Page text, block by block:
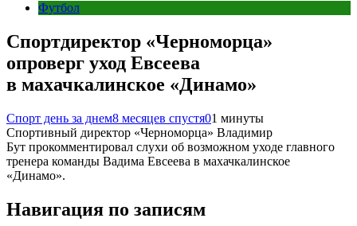
Футбол
Спортдиректор «Черноморца»
опроверг уход Евсеева
в махачкалинское «Динамо»
Спорт день за днем8 месяцев спустя01 минуты
Спортивный директор «Черноморца» Владимир
Бут прокомментировал слухи об возможном уходе главного
тренера команды Вадима Евсеева в махачкалинское
«Динамо».
Навигация по записям